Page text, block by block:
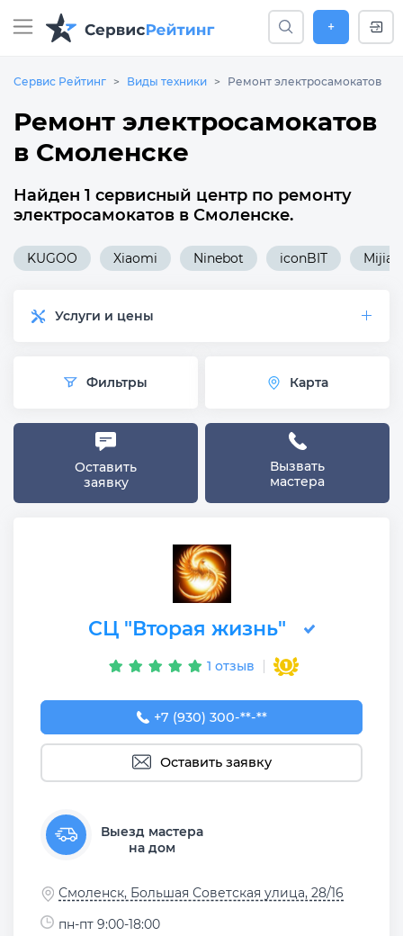
+
Сервис Рейтинг Виды техники Ремонт электросамокатов
Ремонт электросамокатов
в Смоленске
Найден 1 сервисный центр по ремонту
электросамокатов в Смоленске.
KUGOO Xiaomi Ninebot iconBIT Mijia
Услуги и цены
Фильтры Карта
Оставить
заявку
Вызвать
мастера
СЦ "Вторая жизнь"
1 отзыв
+7 (930) 300-50-67
+7 (930) 300-**-**
Оставить заявку
Выезд мастера
на дом
Смоленск, Большая Советская улица, 28/16
пн-пт 9:00-18:00